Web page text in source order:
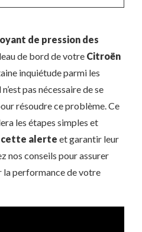
de pression des
de bord de votre Citroën
inquiétude parmi les
pas nécessaire de se
résoudre ce problème. Ce
les étapes simples et
cette alerte et garantir leur
nos conseils pour assurer
performance de votre